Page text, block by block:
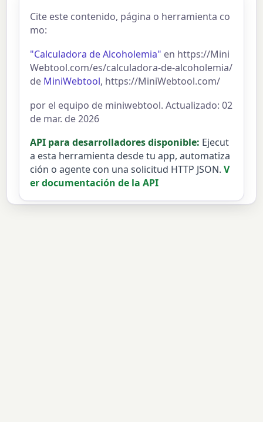
Cite este contenido, página o herramienta co
mo:
"Calculadora de Alcoholemia" en https://Mini
Webtool.com/es/calculadora-de-alcoholemia/
de MiniWebtool, https://MiniWebtool.com/
por el equipo de miniwebtool. Actualizado: 02
de mar. de 2026
API para desarrolladores disponible: Ejecut
a esta herramienta desde tu app, automatiza
ción o agente con una solicitud HTTP JSON. V
er documentación de la API